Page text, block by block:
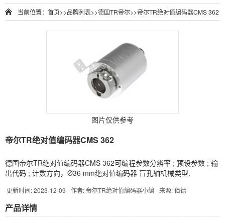
当前位置： 首页>>品牌列表>>德国TR帝尔>>帝尔TR绝对值编码器CMS 362
图片仅供参考
帝尔TR绝对值编码器CMS 362
德国帝尔TR绝对值编码器CMS 362可编程参数分辨率 ; 预设参数 ; 输
出代码 ; 计数方向，Ø36 mm绝对值编码器 盲孔轴机械类型.
更新时间: 2023-12-09 作者: 帝尔TR绝对值编码器小编 来源: 佰德
产品详情